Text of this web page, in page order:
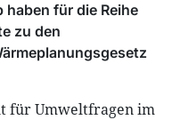
für die Reihe
zu den
für Umweltfragen im